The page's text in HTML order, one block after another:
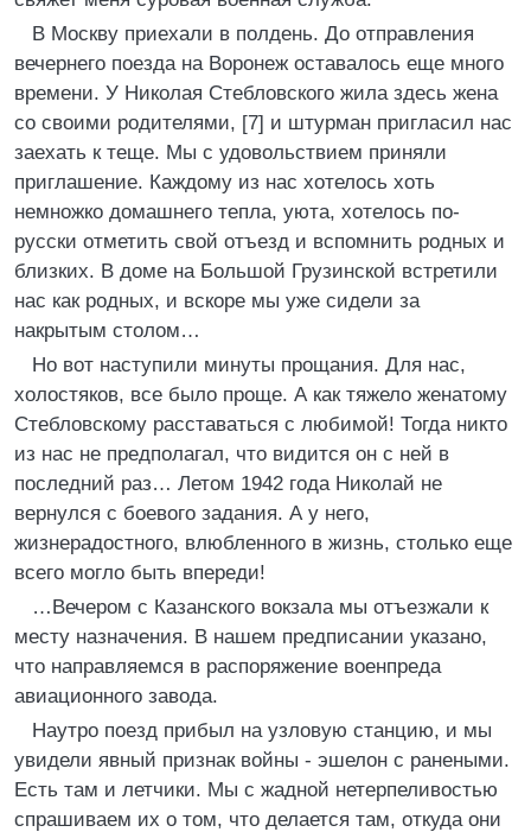
В Москву приехали в полдень. До отправления
вечернего поезда на Воронеж оставалось еще много
времени. У Николая Стебловского жила здесь жена
со своими родителями, [7] и штурман пригласил нас
заехать к теще. Мы с удовольствием приняли
приглашение. Каждому из нас хотелось хоть
немножко домашнего тепла, уюта, хотелось по-
русски отметить свой отъезд и вспомнить родных и
близких. В доме на Большой Грузинской встретили
нас как родных, и вскоре мы уже сидели за
накрытым столом…
Но вот наступили минуты прощания. Для нас,
холостяков, все было проще. А как тяжело женатому
Стебловскому расставаться с любимой! Тогда никто
из нас не предполагал, что видится он с ней в
последний раз… Летом 1942 года Николай не
вернулся с боевого задания. А у него,
жизнерадостного, влюбленного в жизнь, столько еще
всего могло быть впереди!
…Вечером с Казанского вокзала мы отъезжали к
месту назначения. В нашем предписании указано,
что направляемся в распоряжение военпреда
авиационного завода.
Наутро поезд прибыл на узловую станцию, и мы
увидели явный признак войны - эшелон с ранеными.
Есть там и летчики. Мы с жадной нетерпеливостью
спрашиваем их о том, что делается там, откуда они